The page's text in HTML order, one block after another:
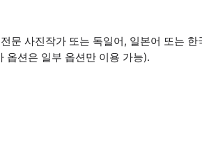
문 사진작가 또는 독일어, 일본어 또는 한
옵션은 일부 옵션만 이용 가능).